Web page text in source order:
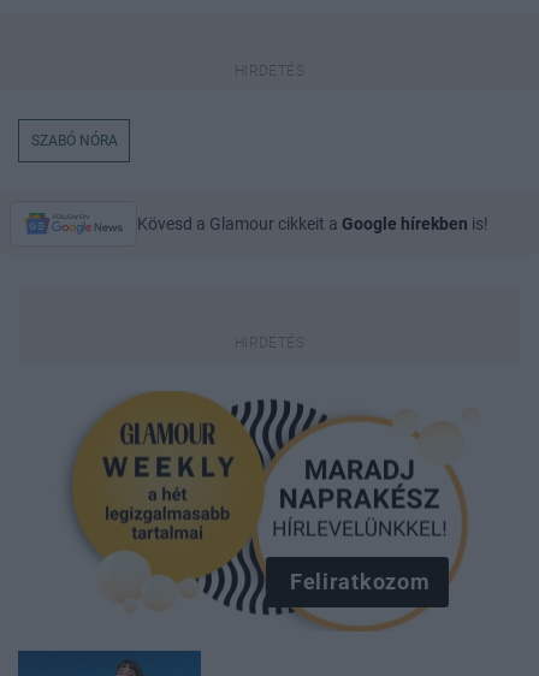
SZABÓ NÓRA
Kövesd a Glamour cikkeit a Google hírekben is!
Feliratkozom